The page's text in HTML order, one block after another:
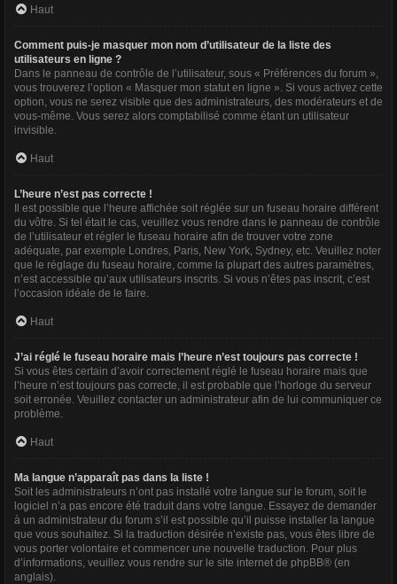
Haut
Comment puis-je masquer mon nom d’utilisateur de la liste des
utilisateurs en ligne ?
Dans le panneau de contrôle de l’utilisateur, sous « Préférences du forum »,
vous trouverez l’option « Masquer mon statut en ligne ». Si vous activez cette
option, vous ne serez visible que des administrateurs, des modérateurs et de
vous-même. Vous serez alors comptabilisé comme étant un utilisateur
invisible.
Haut
L’heure n’est pas correcte !
Il est possible que l’heure affichée soit réglée sur un fuseau horaire différent
du vôtre. Si tel était le cas, veuillez vous rendre dans le panneau de contrôle
de l’utilisateur et régler le fuseau horaire afin de trouver votre zone
adéquate, par exemple Londres, Paris, New York, Sydney, etc. Veuillez noter
que le réglage du fuseau horaire, comme la plupart des autres paramètres,
n’est accessible qu’aux utilisateurs inscrits. Si vous n’êtes pas inscrit, c’est
l’occasion idéale de le faire.
Haut
J’ai réglé le fuseau horaire mais l’heure n’est toujours pas correcte !
Si vous êtes certain d’avoir correctement réglé le fuseau horaire mais que
l’heure n’est toujours pas correcte, il est probable que l’horloge du serveur
soit erronée. Veuillez contacter un administrateur afin de lui communiquer ce
problème.
Haut
Ma langue n’apparaît pas dans la liste !
Soit les administrateurs n’ont pas installé votre langue sur le forum, soit le
logiciel n’a pas encore été traduit dans votre langue. Essayez de demander
à un administrateur du forum s’il est possible qu’il puisse installer la langue
que vous souhaitez. Si la traduction désirée n’existe pas, vous êtes libre de
vous porter volontaire et commencer une nouvelle traduction. Pour plus
d’informations, veuillez vous rendre sur le site internet de phpBB® (en
anglais).